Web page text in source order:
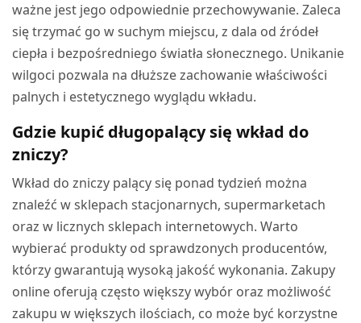
ważne jest jego odpowiednie przechowywanie. Zaleca
się trzymać go w suchym miejscu, z dala od źródeł
ciepła i bezpośredniego światła słonecznego. Unikanie
wilgoci pozwala na dłuższe zachowanie właściwości
palnych i estetycznego wyglądu wkładu.
Gdzie kupić długopalący się wkład do
zniczy?
Wkład do zniczy palący się ponad tydzień można
znaleźć w sklepach stacjonarnych, supermarketach
oraz w licznych sklepach internetowych. Warto
wybierać produkty od sprawdzonych producentów,
którzy gwarantują wysoką jakość wykonania. Zakupy
online oferują często większy wybór oraz możliwość
zakupu w większych ilościach, co może być korzystne